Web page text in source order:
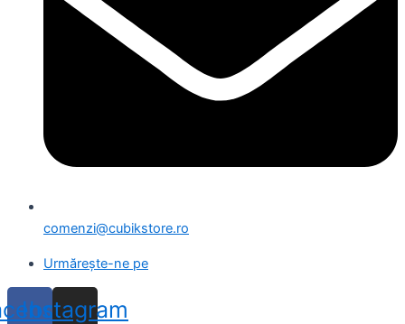
comenzi@cubikstore.ro
Urmărește-ne pe
Instagram